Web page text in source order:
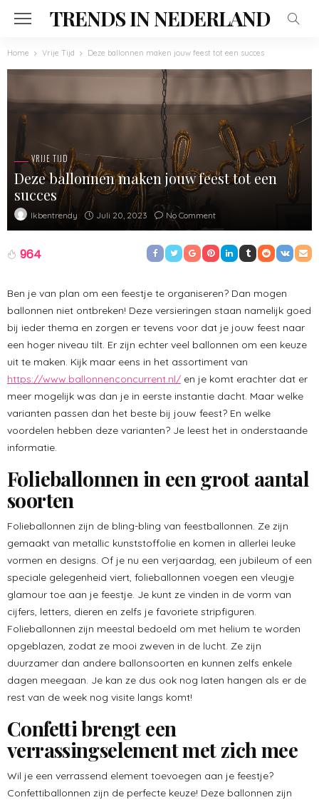
TRENDS IN NEDERLAND
Home Vrije Tijd Deze ballonnen maken jouw feest tot een succes
VRIJE TIJD
Deze ballonnen maken jouw feest tot een
succes
Ikbentrendy Juli 20, 2023 No Comment
964
Ben je van plan om een feestje te organiseren? Dan mogen
ballonnen niet ontbreken! Deze versieringen staan namelijk goed
bij ieder thema en zorgen er tevens voor dat je jouw feest naar
een hoger niveau tilt. Er zijn echter veel ballonnen om een keuze
uit te maken. Kijk maar eens in het assortiment van
https://www.ballonnenconcurrent.nl/ en je komt erachter dat er
meer mogelijk was dan je in eerste instantie dacht. Maar welke
varianten passen dan het beste bij jouw feest? En welke
voordelen hebben deze varianten? Je leest het in onderstaande
informatie.
Folieballonnen in een groot aantal
soorten
Folieballonnen zijn de bling-bling van feestballonnen. Ze zijn
gemaakt van metallic kunststoffolie en komen in allerlei leuke
vormen en designs. Of je nu een verjaardag, een jubileum of een
speciale gelegenheid viert, folieballonnen voegen een vleugje
glamour toe aan je feestje. Je kunt ze vinden in de vorm van
cijfers, letters, dieren en zelfs je favoriete stripfiguren.
Folieballonnen zijn meestal bedoeld om met helium te worden
opgeblazen, zodat ze mooi zweven in de lucht. Ze zijn
duurzamer dan andere ballonsoorten en kunnen zelfs enkele
dagen meegaan. Je kan ze dus ook nog laten hangen als er de
rest van de week nog visite langs komt!
Confetti brengt een
verrassingselement met zich mee
Wil je een verrassend element toevoegen aan je feestje?
Confettiballonnen zijn de perfecte keuze! Deze ballonnen zijn